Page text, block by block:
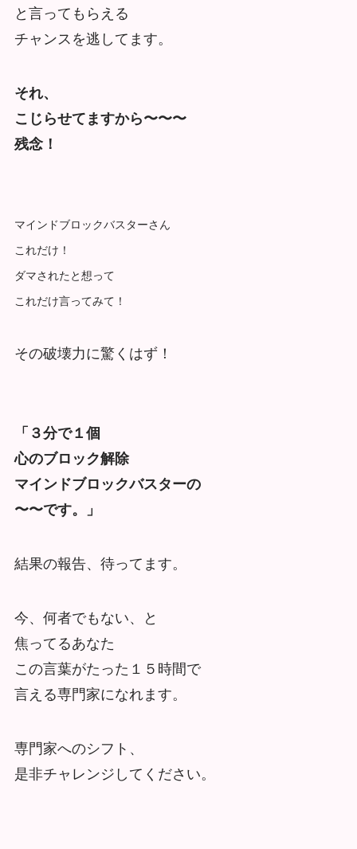
と言ってもらえる
チャンスを逃してます。
それ、
こじらせてますから〜〜〜
残念！
マインドブロックバスターさん
これだけ！
ダマされたと想って
これだけ言ってみて！
その破壊力に驚くはず！
「３分で１個
心のブロック解除
マインドブロックバスターの
〜〜です。」
結果の報告、待ってます。
今、何者でもない、と
焦ってるあなた
この言葉がたった１５時間で
言える専門家になれます。
専門家へのシフト、
是非チャレンジしてください。